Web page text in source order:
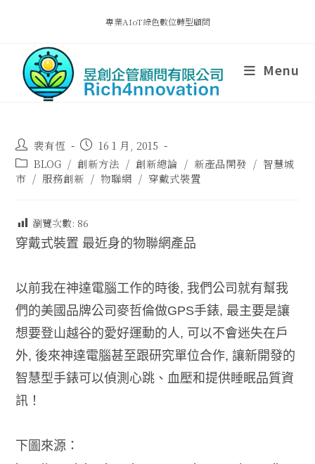
專業AIoT綠色數位轉型顧問
Menu
裴有恆
16 1 月, 2015
BLOG / 創新方法 / 創新總論 / 新產品開發 / 智慧城
市 / 服務創新 / 物聯網 / 穿戴式裝置
瀏覽次數: 86
穿戴式裝置 最近身的物聯網產品
以前我在神達電腦工作的時後, 我們公司就有幫我
們的美國品牌公司麥哲倫做GPS手錶, 最主要是讓
想要登山越谷的愛好運動的人, 可以不會迷失在戶
外, 後來神達電腦甚至跟研究單位合作, 讓新開發的
智慧型手錶可以偵測心跳、血壓和提供睡眠品質資
訊！
下圖來源：